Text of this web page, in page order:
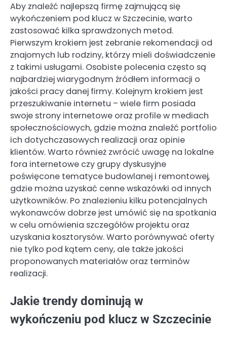
Aby znaleźć najlepszą firmę zajmującą się
wykończeniem pod klucz w Szczecinie, warto
zastosować kilka sprawdzonych metod.
Pierwszym krokiem jest zebranie rekomendacji od
znajomych lub rodziny, którzy mieli doświadczenie
z takimi usługami. Osobiste polecenia często są
najbardziej wiarygodnym źródłem informacji o
jakości pracy danej firmy. Kolejnym krokiem jest
przeszukiwanie internetu – wiele firm posiada
swoje strony internetowe oraz profile w mediach
społecznościowych, gdzie można znaleźć portfolio
ich dotychczasowych realizacji oraz opinie
klientów. Warto również zwrócić uwagę na lokalne
fora internetowe czy grupy dyskusyjne
poświęcone tematyce budowlanej i remontowej,
gdzie można uzyskać cenne wskazówki od innych
użytkowników. Po znalezieniu kilku potencjalnych
wykonawców dobrze jest umówić się na spotkania
w celu omówienia szczegółów projektu oraz
uzyskania kosztorysów. Warto porównywać oferty
nie tylko pod kątem ceny, ale także jakości
proponowanych materiałów oraz terminów
realizacji.
Jakie trendy dominują w
wykończeniu pod klucz w Szczecinie